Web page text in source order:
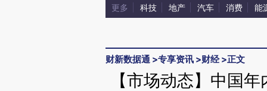
更多 科技 地产 汽车 消费 能
财新数据通 >专享资讯 >财经>正文
【市场动态】中国